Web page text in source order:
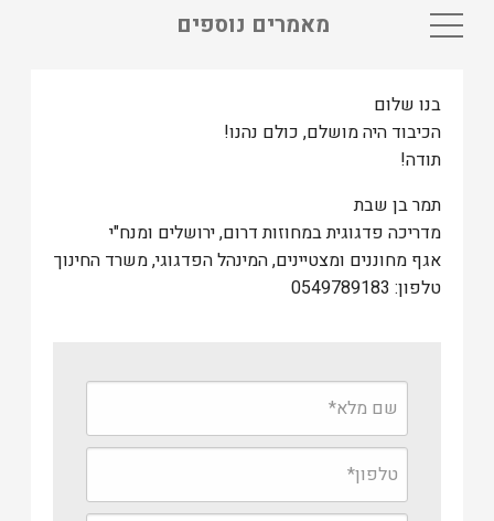
מאמרים נוספים
בנו שלום
הכיבוד היה מושלם, כולם נהנו!
תודה!
תמר בן שבת
מדריכה פדגוגית במחוזות דרום, ירושלים ומנח"י
אגף מחוננים ומצטיינים, המינהל הפדגוגי, משרד החינוך
טלפון: 0549789183